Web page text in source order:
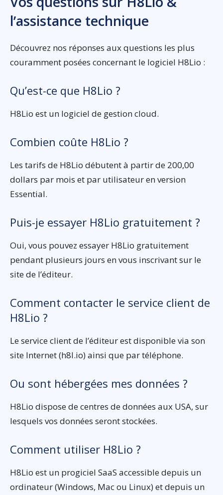
l’assistance technique
Découvrez nos réponses aux questions les plus
couramment posées concernant le logiciel H8Lio :
Qu’est-ce que H8Lio ?
H8Lio est un logiciel de gestion cloud.
Combien coûte H8Lio ?
Les tarifs de H8Lio débutent à partir de 200,00
dollars par mois et par utilisateur en version
Essential.
Puis-je essayer H8Lio gratuitement ?
Oui, vous pouvez essayer H8Lio gratuitement
pendant plusieurs jours en vous inscrivant sur le
site de l’éditeur.
Comment contacter le service client de
H8Lio ?
Le service client de l’éditeur est disponible via son
site Internet (h8l.io) ainsi que par téléphone.
Ou sont hébergées mes données ?
H8Lio dispose de centres de données aux USA, sur
lesquels vos données seront stockées.
Comment utiliser H8Lio ?
H8Lio est un progiciel SaaS accessible depuis un
ordinateur (Windows, Mac ou Linux) et depuis un